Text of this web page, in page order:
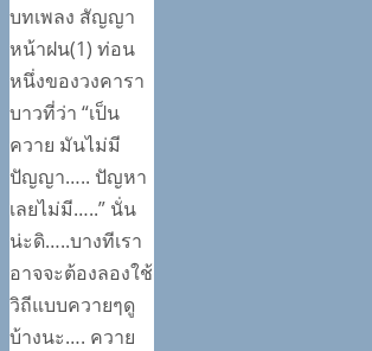
บทเพลง สัญญา
หน้าฝน(1) ท่อน
หนึ่งของวงคารา
บาวที่ว่า “เป็น
ควาย มันไม่มี
ปัญญา….. ปัญหา
เลยไม่มี…..” นั่น
น่ะดิ…..บางทีเรา
อาจจะต้องลองใช้
วิถีแบบควายๆดู
บ้างนะ…. ควาย